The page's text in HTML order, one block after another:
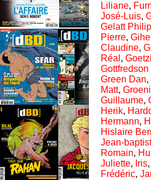
Liliane,
José-Luis,
Gelatt
Pierre,
Claudine,
Réal ,
Gottfredson
Green Dan,
Matt,
Guillaume,
Herik,
Hermann,
Hislaire
Jean-
Romain,
Juliette, Iris,
Frédéric,